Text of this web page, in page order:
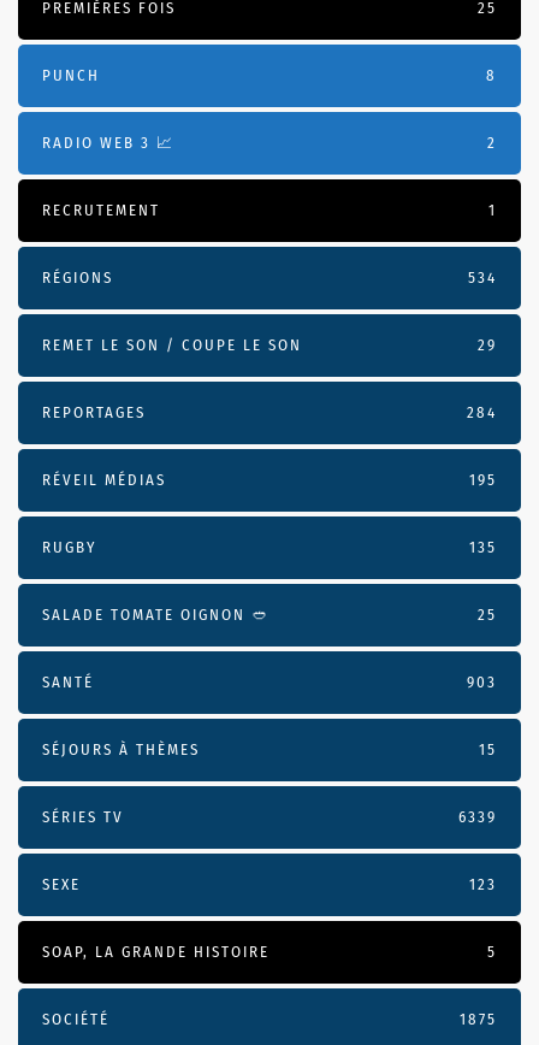
PREMIÈRES FOIS 25
PUNCH 8
RADIO WEB 3 📈 2
RECRUTEMENT 1
RÉGIONS 534
REMET LE SON / COUPE LE SON 29
REPORTAGES 284
RÉVEIL MÉDIAS 195
RUGBY 135
SALADE TOMATE OIGNON 🥙 25
SANTÉ 903
SÉJOURS À THÈMES 15
SÉRIES TV 6339
SEXE 123
SOAP, LA GRANDE HISTOIRE 5
SOCIÉTÉ 1875